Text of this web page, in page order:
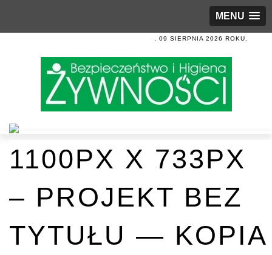
MENU
, 09 SIERPNIA 2026 ROKU.
1100PX X 733PX
– PROJEKT BEZ
TYTUŁU — KOPIA